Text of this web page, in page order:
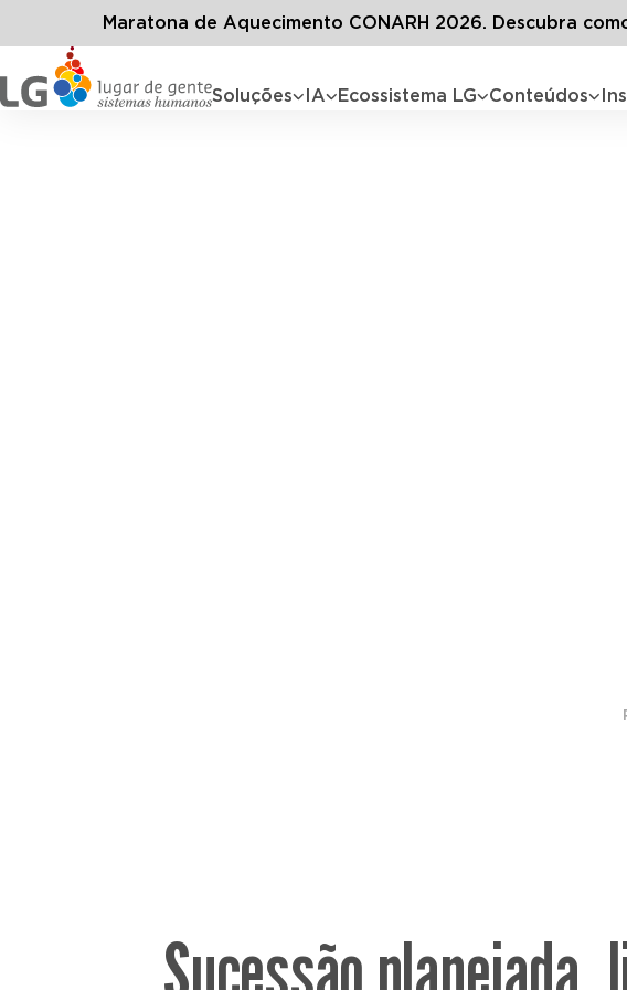
Soluções IA Ecossistema LG Conteúdos
Maratona de Aquecimento CONARH 2026. Descubra
Sucessão